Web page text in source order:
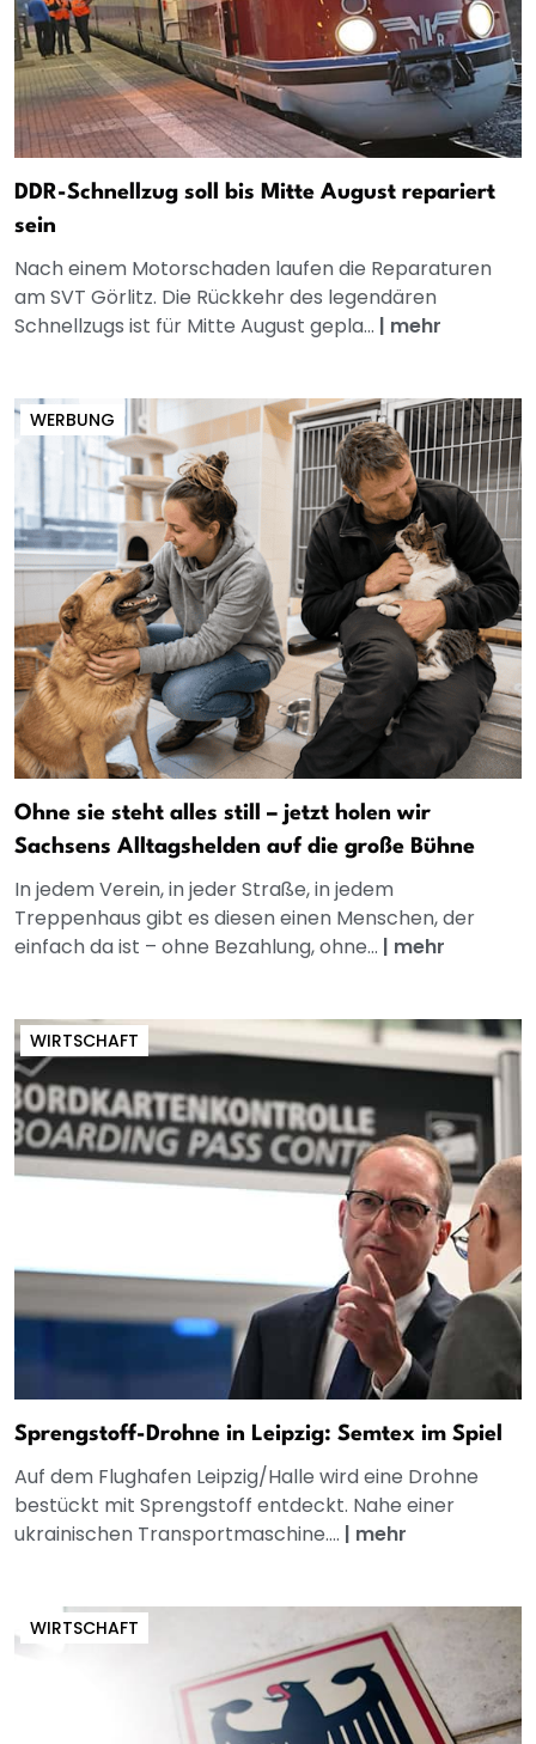
DDR-Schnellzug soll bis Mitte August repariert
sein
Nach einem Motorschaden laufen die Reparaturen
am SVT Görlitz. Die Rückkehr des legendären
Schnellzugs ist für Mitte August gepla... | mehr
WERBUNG
Ohne sie steht alles still – jetzt holen wir
Sachsens Alltagshelden auf die große Bühne
In jedem Verein, in jeder Straße, in jedem
Treppenhaus gibt es diesen einen Menschen, der
einfach da ist – ohne Bezahlung, ohne... | mehr
WIRTSCHAFT
Sprengstoff-Drohne in Leipzig: Semtex im Spiel
Auf dem Flughafen Leipzig/Halle wird eine Drohne
bestückt mit Sprengstoff entdeckt. Nahe einer
ukrainischen Transportmaschine.... | mehr
WIRTSCHAFT